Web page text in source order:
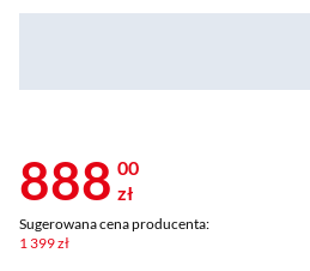
888 00
zł
Sugerowana cena producenta:
1 399 zł